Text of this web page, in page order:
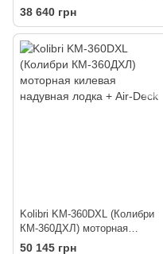
моторная килевая надувная
лодка + фанерный пайол
38 640 грн
Kolibri KM-360DXL (Колибри
КМ-360ДХЛ) моторная
килевая надувная лодка + Air-
50 145 грн